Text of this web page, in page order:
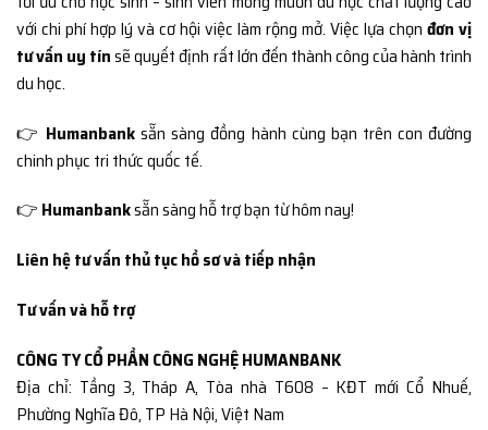
với chi phí hợp lý và cơ hội việc làm rộng mở. Việc lựa chọn đơn vị
tư vấn uy tínsẽ quyết định rất lớn đến thành công của hành trình
du học.
👉 Humanbank sẵn sàng đồng hành cùng bạn trên con đường
chinh phục tri thức quốc tế.
👉 Humanbanksẵn sàng hỗ trợ bạn từ hôm nay!
Liên hệ tư vấn thủ tục hồ sơ và tiếp nhận
Tư vấn và hỗ trợ
CÔNG TY CỔ PHẦN CÔNG NGHỆ HUMANBANK
Địa chỉ: Tầng 3, Tháp A, Tòa nhà T608 – KĐT mới Cổ Nhuế,
Phường Nghĩa Đô, TP Hà Nội, Việt Nam